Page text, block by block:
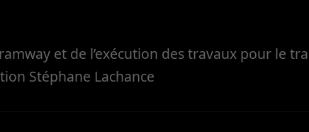
et de l’exécution des travaux pour le
Stéphane Lachance